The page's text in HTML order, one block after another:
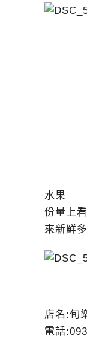
水果
份量上
來新鮮
店名:旬
電話